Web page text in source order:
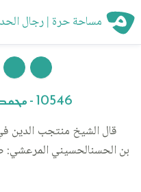
مساحة حرة | رجال
10546 - محمد بن الحسن الحسيني
قال الشيخ منتجب الدين
بن الحسنالحسيني المرعشي: